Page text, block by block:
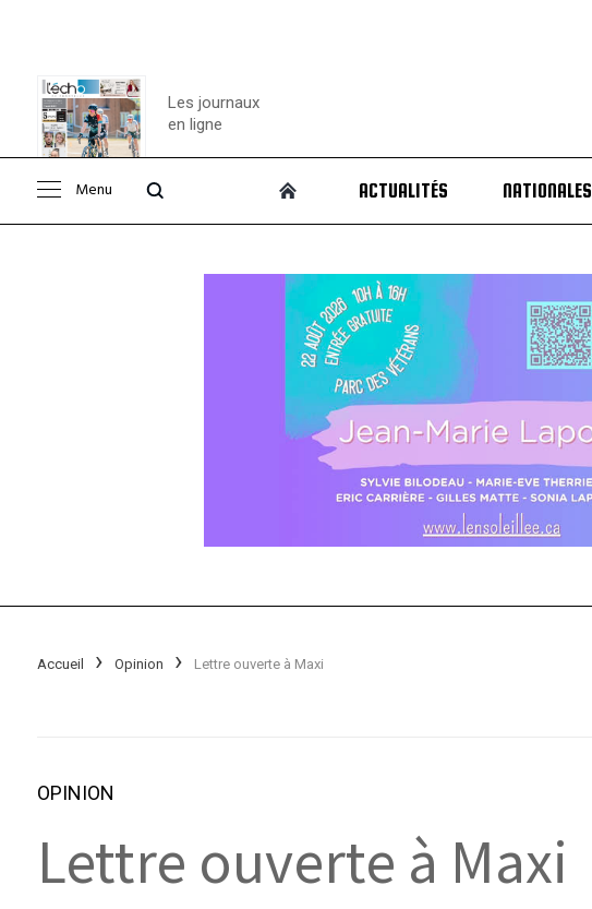
Consulter le
Les journaux
en ligne
Menu ACTUALITÉS NATIONALES
Accueil Opinion Lettre ouverte à Maxi
OPINION
Lettre ouverte à Maxi